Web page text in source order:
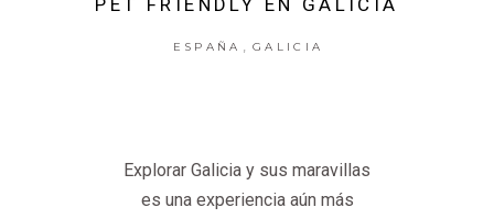
PET FRIENDLY EN GALICIA
ESPAÑA , GALICIA
Explorar Galicia y sus maravillas
es una experiencia aún más